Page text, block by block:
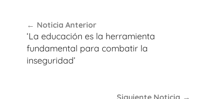
de
entradas
Noticia Anterior
‘La educación es la herramienta
fundamental para combatir la
inseguridad’
Siguiente Noticia